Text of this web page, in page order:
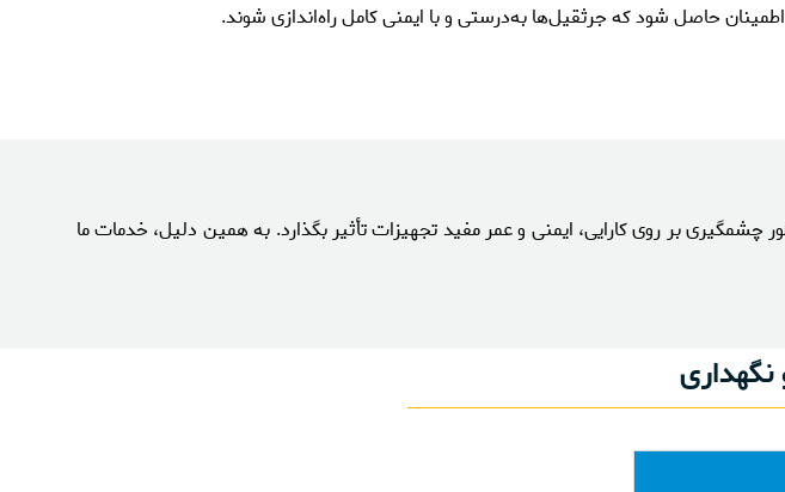
حاصل شود که جرثقیل‌ها به‌درستی و با ایمنی کامل راه‌اندازی شوند.
بر روی کارایی، ایمنی و عمر مفید تجهیزات تأثیر بگذارد. به همین دلیل، خدمات ما